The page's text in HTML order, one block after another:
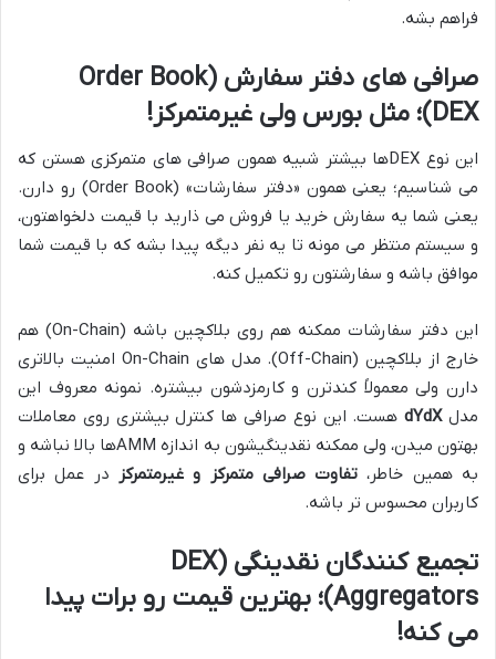
فراهم بشه.
صرافی های دفتر سفارش (Order Book
DEX)؛ مثل بورس ولی غیرمتمرکز!
این نوع DEXها بیشتر شبیه همون صرافی های متمرکزی هستن که
می شناسیم؛ یعنی همون «دفتر سفارشات» (Order Book) رو دارن.
یعنی شما یه سفارش خرید یا فروش می ذارید با قیمت دلخواهتون،
و سیستم منتظر می مونه تا یه نفر دیگه پیدا بشه که با قیمت شما
موافق باشه و سفارشتون رو تکمیل کنه.
این دفتر سفارشات ممکنه هم روی بلاکچین باشه (On-Chain) هم
خارج از بلاکچین (Off-Chain). مدل های On-Chain امنیت بالاتری
دارن ولی معمولاً کندترن و کارمزدشون بیشتره. نمونه معروف این
مدلdYdXهست. این نوع صرافی ها کنترل بیشتری روی معاملات
بهتون میدن، ولی ممکنه نقدینگیشون به اندازه AMMها بالا نباشه و
به همین خاطر، تفاوت صرافی متمرکز و غیرمتمرکز در عمل برای
کاربران محسوس تر باشه.
تجمیع کنندگان نقدینگی (DEX
Aggregators)؛ بهترین قیمت رو برات پیدا
می کنه!